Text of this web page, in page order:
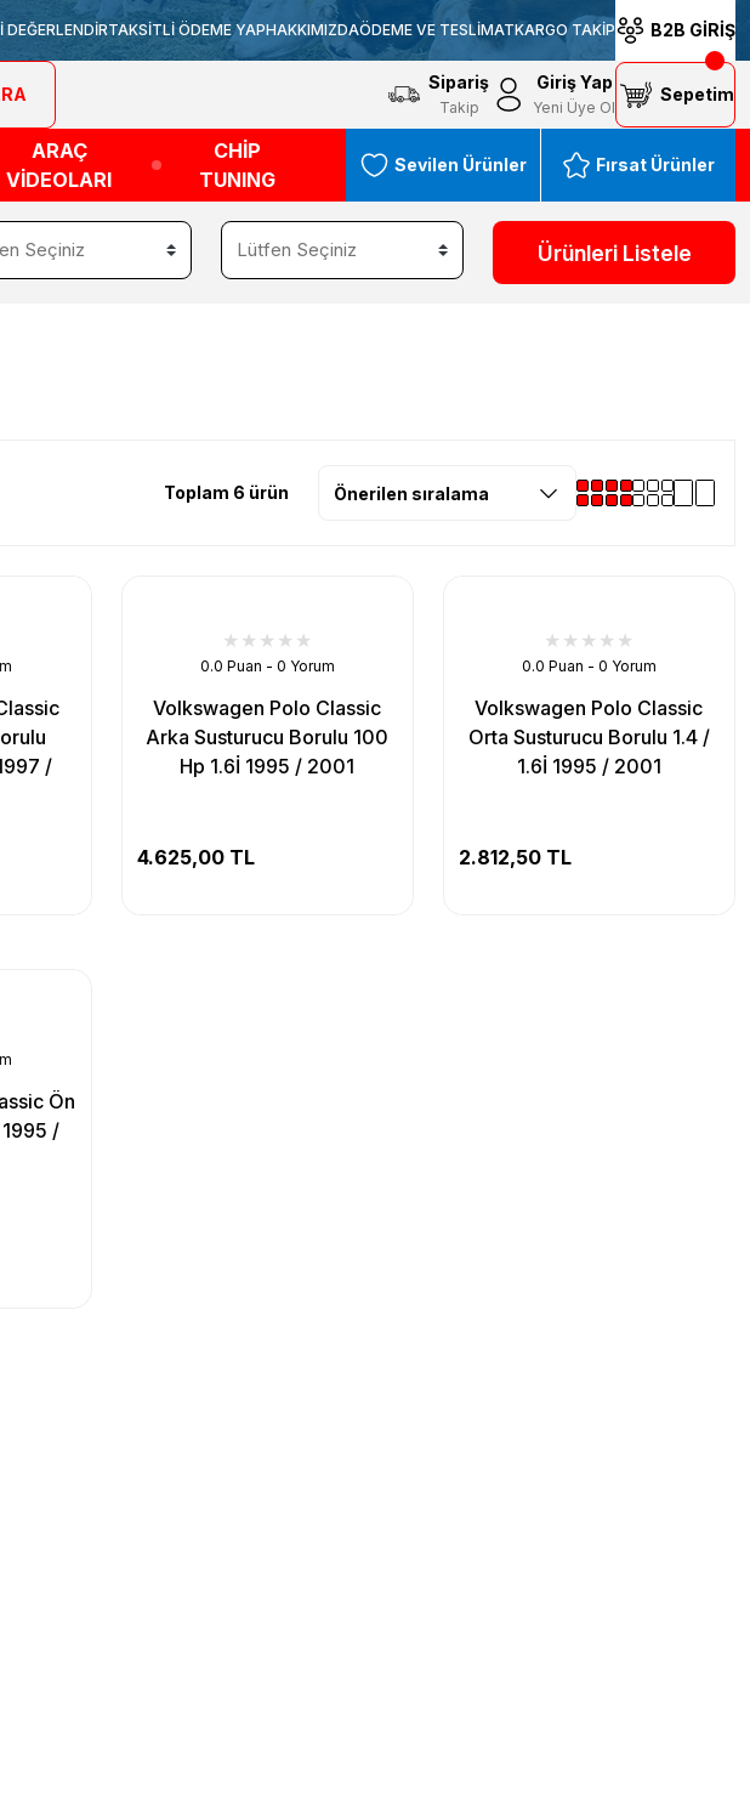
DEĞERLENDİRTAKSİTLİ ÖDEME YAPHAKKIMIZDAÖDEME VE TESLİMATKARGO TAKİP B2B GİRİŞ
Sipariş
Takip
Giriş Yap
Yeni Üye Ol
Sepetim
ARAÇ
VİDEOLARI
CHİP
TUNING
Sevilen Ürünler Fırsat Ürünler
Ürünleri Listele
Toplam 6 ürün
/
0.0 Puan - 0 Yorum
Volkswagen Polo Classic
Arka Susturucu Borulu 100
Hp 1.6İ 1995 / 2001
4.625,00 TL
0.0 Puan - 0 Yorum
Volkswagen Polo Classic
Orta Susturucu Borulu 1.4 /
1.6İ 1995 / 2001
2.812,50 TL
Ön
1995 /